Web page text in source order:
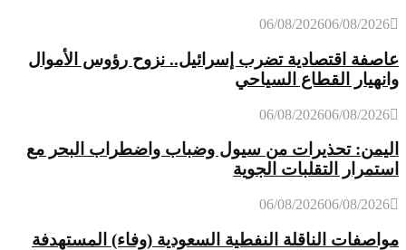
06/08/202606/08/2026
عاصفة اقتصادية تضرب إسرائيل.. نزوح رؤوس الأموال
وانهيار القطاع السياحي
06/08/202606/08/2026
اليمن: تحذيرات من سيول وضباب واضطراب البحر مع
استمرار التقلبات الجوية
06/08/202606/08/2026
مواصفات الناقلة النفطية السعودية (وفاء) المستهدفة